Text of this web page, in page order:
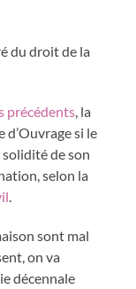
du droit de la
précédents , la
si le
de son
selon la
sont mal
on va
décennale